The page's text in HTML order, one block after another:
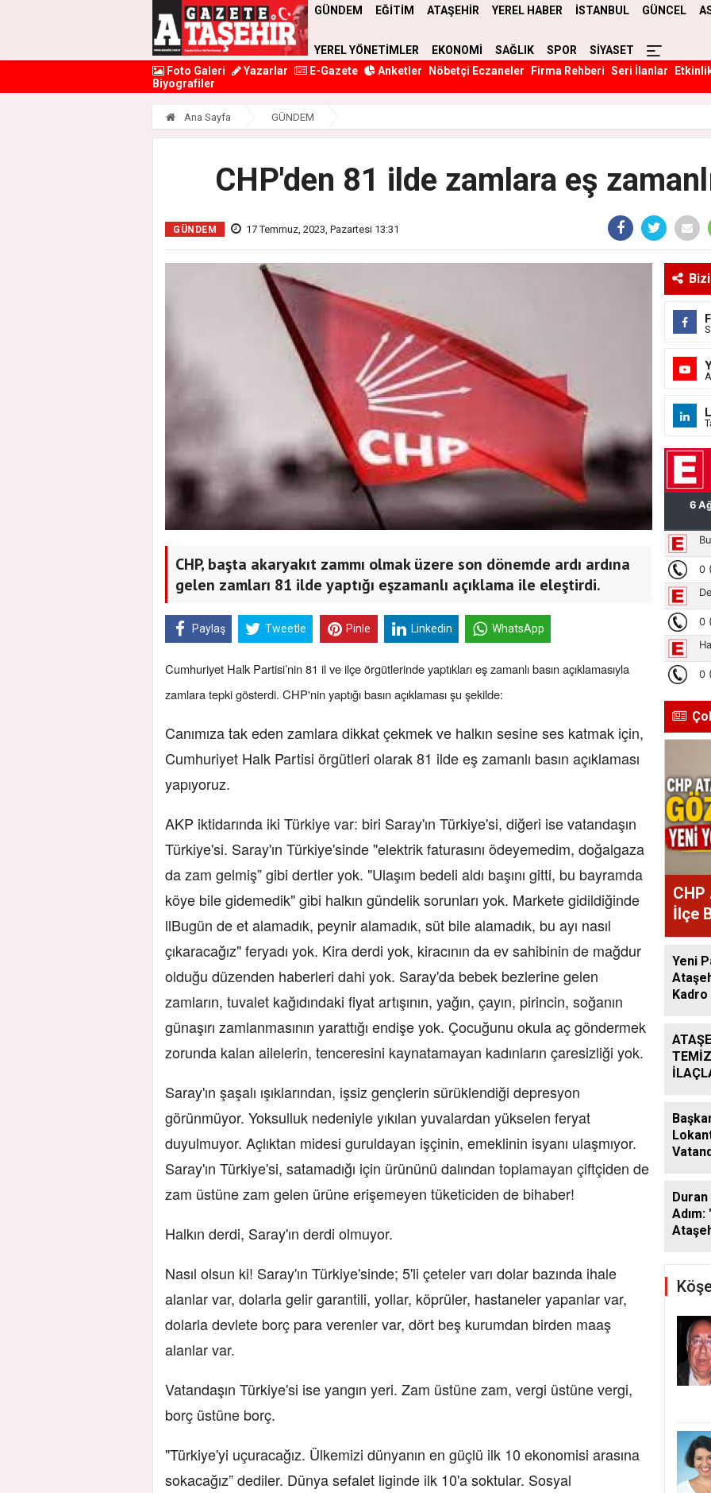
GÜNDEM EĞİTİM ATAŞEHİR YEREL HABER İSTANBUL GÜNCEL
YEREL YÖNETİMLER EKONOMİ SAĞLIK SPOR
SİYASET
Foto Galeri
Yazarlar E-Gazete Anketler Nöbetçi Eczaneler Firma Rehberi Seri İlanlar
Biyografiler
Ana Sayfa GÜNDEM
CHP'den 81 ilde zamlara eş
GÜNDEM 17 Temmuz, 2023, Pazartesi 13:31
CHP, başta akaryakıt zammı olmak üzere son dönemde ardı ardına
gelen zamları 81 ilde yaptığı eşzamanlı açıklama ile eleştirdi.
Paylaş Tweetle Pinle Linkedin WhatsApp
Cumhuriyet Halk Partisi’nin 81 il ve ilçe örgütlerinde yaptıkları eş zamanlı basın açıklamasıyla
zamlara tepki gösterdi. CHP'nin yaptığı basın açıklaması şu şekilde:
Canımıza tak eden zamlara dikkat çekmek ve halkın sesine ses katmak için,
Cumhuriyet Halk Partisi örgütleri olarak 81 ilde eş zamanlı basın açıklaması
yapıyoruz.
AKP iktidarında iki Türkiye var: biri Saray'ın Türkiye'si, diğeri ise vatandaşın
Türkiye'si. Saray'ın Türkiye'sinde "elektrik faturasını ödeyemedim, doğalgaza
da zam gelmiş” gibi dertler yok. "Ulaşım bedeli aldı başını gitti, bu bayramda
köye bile gidemedik" gibi halkın gündelik sorunları yok. Markete gidildiğinde
llBugün de et alamadık, peynir alamadık, süt bile alamadık, bu ayı nasıl
çıkaracağız" feryadı yok. Kira derdi yok, kiracının da ev sahibinin de mağdur
olduğu düzenden haberleri dahi yok. Saray'da bebek bezlerine gelen
zamların, tuvalet kağıdındaki fiyat artışının, yağın, çayın, pirincin, soğanın
günaşırı zamlanmasının yarattığı endişe yok. Çocuğunu okula aç göndermek
zorunda kalan ailelerin, tenceresini kaynatamayan kadınların çaresizliği yok.
Saray'ın şaşalı ışıklarından, işsiz gençlerin sürüklendiği depresyon
görünmüyor. Yoksulluk nedeniyle yıkılan yuvalardan yükselen feryat
duyulmuyor. Açlıktan midesi guruldayan işçinin, emeklinin isyanı ulaşmıyor.
Saray'ın Türkiye'si, satamadığı için ürününü dalından toplamayan çiftçiden de
zam üstüne zam gelen ürüne erişemeyen tüketiciden de bihaber!
Halkın derdi, Saray'ın derdi olmuyor.
Nasıl olsun ki! Saray'ın Türkiye'sinde; 5'li çeteler varı dolar bazında ihale
alanlar var, dolarla gelir garantili, yollar, köprüler, hastaneler yapanlar var,
dolarla devlete borç para verenler var, dört beş kurumdan birden maaş
alanlar var.
Vatandaşın Türkiye'si ise yangın yeri. Zam üstüne zam, vergi üstüne vergi,
borç üstüne borç.
"Türkiye'yi uçuracağız. Ülkemizi dünyanın en güçlü ilk 10 ekonomisi arasına
sokacağız” dediler. Dünya sefalet liginde ilk 10'a soktular. Sosyal
CHP
İlçe
Yeni
Adım: